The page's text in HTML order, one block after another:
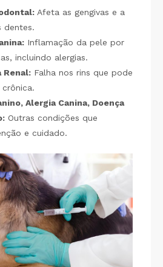
Afeta as gengivas e a
dentes.
Inflamação da pele por
incluindo alergias.
Renal: Falha nos rins que pode
Alergia Canina, Doença
Outras condições que
e cuidado.